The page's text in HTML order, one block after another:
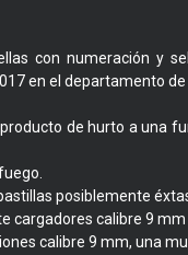
con numeración y
en el departamento de
de hurto a una
posiblemente
cargadores calibre 9
calibre 9 mm, una